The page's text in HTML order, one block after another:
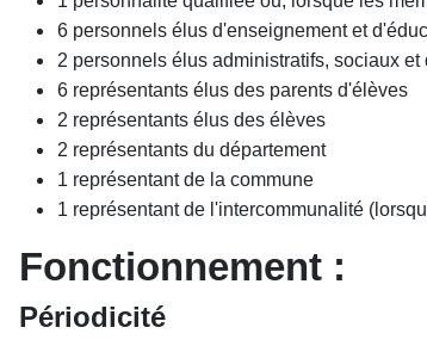
6 personnels élus d'enseignement et
2 personnels élus administratifs, sociaux
6 représentants élus des parents d'élèves
2 représentants élus des élèves
2 représentants du département
1 représentant de la commune
1 représentant de l'intercommunalité
Fonctionnement :
Périodicité